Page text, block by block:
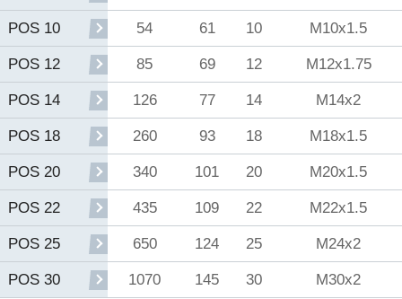
POS 10 54 61 10 M10x1.5
POS 12 85 69 12 M12x1.75
POS 14 126 77 14 M14x2
POS 18 260 93 18 M18x1.5
POS 20 340 101 20 M20x1.5
POS 22 435 109 22 M22x1.5
POS 25 650 124 25 M24x2
POS 30 1070 145 30 M30x2